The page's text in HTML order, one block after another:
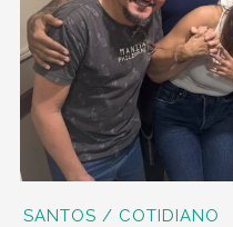
SANTOS / COTIDIANO